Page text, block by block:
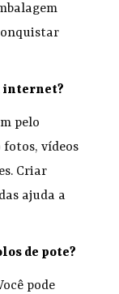
internet?
pelo
vídeos
Criar
ajuda a
de pote?
pode